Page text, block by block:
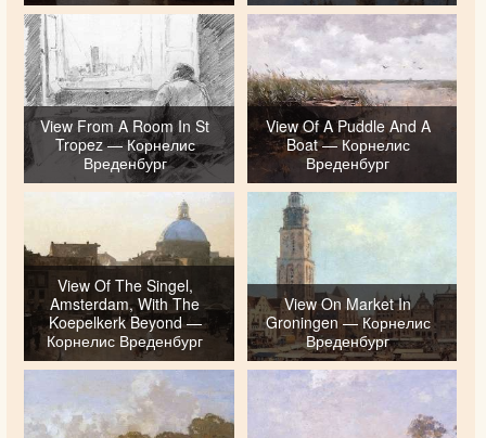
View From A Room In St
Tropez — Корнелис
Вреденбург
View Of A Puddle And A
Boat — Корнелис
Вреденбург
View Of The Singel,
Amsterdam, With The
Koepelkerk Beyond —
Корнелис Вреденбург
View On Market In
Groningen — Корнелис
Вреденбург